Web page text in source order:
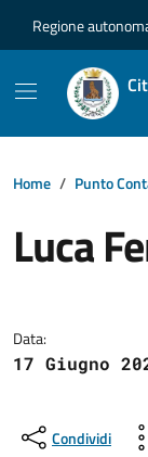
Regione
Home Punto
Luca
Data:
17 Giugno
Condividi